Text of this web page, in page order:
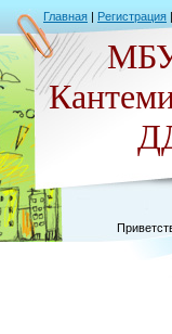
Главная | Регистрация |